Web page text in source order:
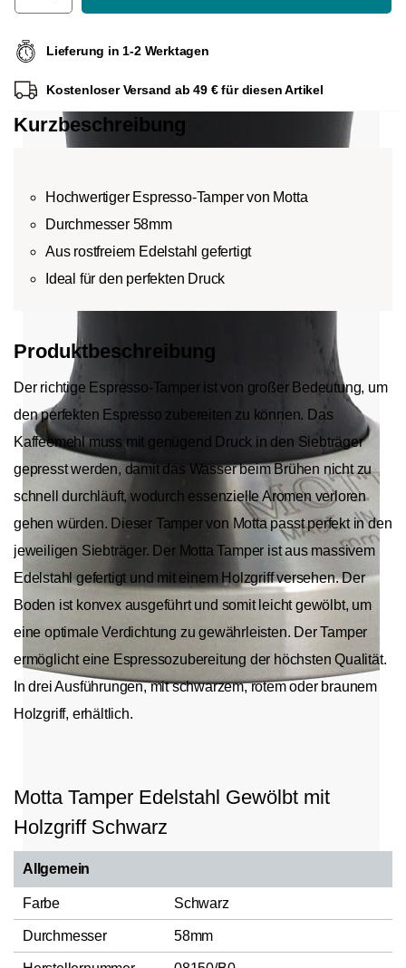
Lieferung in 1-2 Werktagen
Kostenloser Versand ab 49 € für diesen Artikel
Kurzbeschreibung
Hochwertiger Espresso-Tamper von Motta
Durchmesser 58mm
Aus rostfreiem Edelstahl gefertigt
Ideal für den perfekten Druck
Produktbeschreibung
Der richtige Espresso-Tamper ist von großer Bedeutung, um
den perfekten Espresso zubereiten zu können. Das
Kaffeemehl muss mit genügend Druck in den Siebträger
gepresst werden, damit das Wasser beim Brühen nicht zu
schnell durchläuft, wodurch essenzielle Aromen verloren
gehen würden. Dieser Tamper von Motta passt perfekt in den
jeweiligen Siebträger. Der Motta Tamper ist aus massivem
Edelstahl gefertigt und mit einem Holzgriff versehen. Der
Boden ist konvex ausgeführt und somit leicht gewölbt, um
eine optimale Verdichtung zu gewährleisten. Der Tamper
ermöglicht eine Espressozubereitung der höchsten Qualität.
In drei Ausführungen, mit schwarzem, rotem oder braunem
Holzgriff, erhältlich.
Motta Tamper Edelstahl Gewölbt mit
Holzgriff Schwarz
Allgemein
Farbe Schwarz
Durchmesser 58mm